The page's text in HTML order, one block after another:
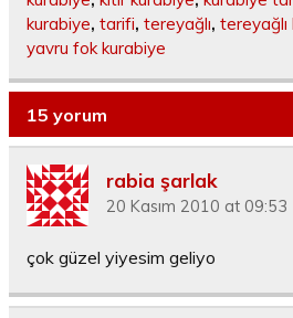
kurabiye, tarifi, tereyağlı, tereyağlı
yavru fok kurabiye
15 yorum
rabia şarlak
20 Kasım 2010 at 09:53
çok güzel yiyesim geliyo